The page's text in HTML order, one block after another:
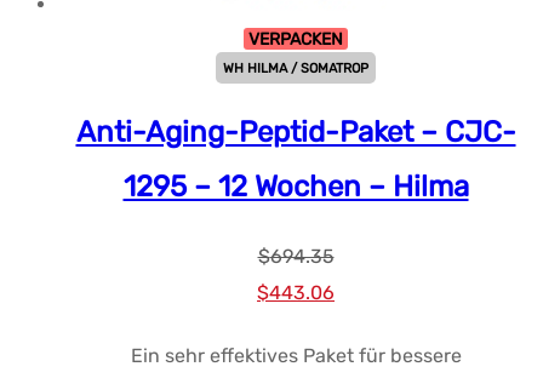
VERPACKEN
WH HILMA / SOMATROP
Anti-Aging-Peptid-Paket – CJC-
1295 – 12 Wochen – Hilma
$694.35
Ursprünglicher
war:
$443.06
$443.06.
Ein sehr effektives Paket für bessere